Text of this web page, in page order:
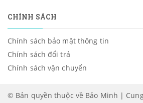
CHÍNH SÁCH
Chính sách bảo mật thông tin
Chính sách đổi trả
Chính sách vận chuyển
© Bản quyền thuộc về Bảo Minh |